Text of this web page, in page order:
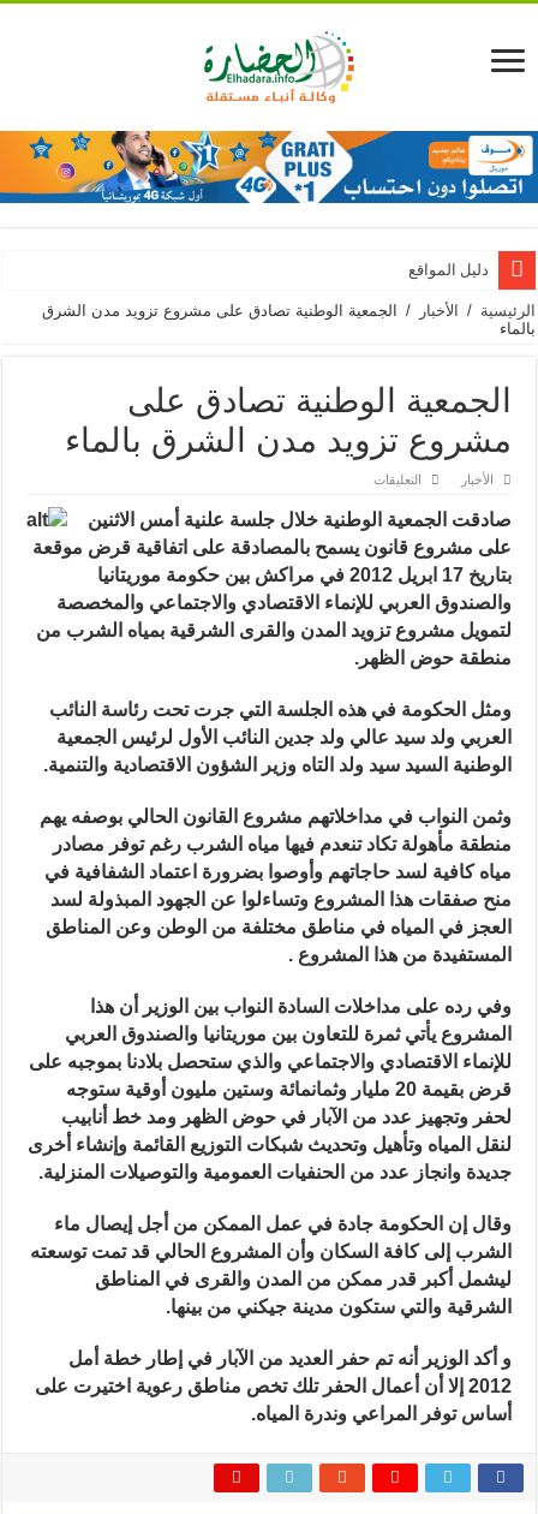
دليل المواقع
الرئيسية / الأخبار / الجمعية الوطنية تصادق على مشروع تزويد مدن الشرق
بالماء
الجمعية الوطنية تصادق على
مشروع تزويد مدن الشرق بالماء
الأخبار التعليقات
الوطنية
تصادق
مشروع
تزويد
الشرق
بالماء
مغلقة
صادقت الجمعية الوطنية خلال جلسة علنية أمس الاثنين
على مشروع قانون يسمح بالمصادقة على اتفاقية قرض موقعة
بتاريخ 17 ابريل 2012 في مراكش بين
حكومة موريتانيا
والصندوق العربي للإنماء الاقتصادي والاجتماعي والمخصصة
لتمويل مشروع تزويد المدن والقرى الشرقية بمياه الشرب من
منطقة حوض الظهر.
ومثل الحكومة في هذه الجلسة التي جرت تحت رئاسة النائب
العربي ولد سيد عالي ولد جدين النائب الأول لرئيس الجمعية
الوطنية السيد سيد ولد التاه وزير الشؤون الاقتصادية والتنمية.
وثمن النواب في مداخلاتهم مشروع القانون الحالي بوصفه يهم
منطقة مأهولة تكاد تنعدم فيها مياه الشرب رغم توفر مصادر
مياه كافية لسد حاجاتهم وأوصوا بضرورة اعتماد الشفافية في
منح صفقات هذا المشروع وتساءلوا عن الجهود المبذولة لسد
العجز في المياه في مناطق مختلفة من الوطن وعن المناطق
المستفيدة من هذا المشروع .
وفي رده على مداخلات السادة النواب بين الوزير أن هذا
المشروع يأتي ثمرة للتعاون بين موريتانيا والصندوق العربي
للإنماء الاقتصادي والاجتماعي والذي ستحصل بلادنا بموجبه على
قرض بقيمة 20 مليار وثمانمائة وستين مليون أوقية ستوجه
لحفر وتجهيز عدد من الآبار في حوض الظهر ومد خط أنابيب
لنقل المياه وتأهيل وتحديث شبكات التوزيع القائمة وإنشاء أخرى
جديدة وانجاز عدد من الحنفيات العمومية والتوصيلات المنزلية.
وقال إن الحكومة جادة في عمل الممكن من أجل إيصال ماء
الشرب إلى كافة السكان وأن المشروع الحالي قد تمت توسعته
ليشمل أكبر قدر ممكن من المدن والقرى في المناطق
الشرقية والتي ستكون مدينة جيكني من بينها.
و أكد الوزير أنه تم حفر العديد من الآبار في إطار خطة أمل
2012 إلا أن أعمال الحفر تلك تخص مناطق رعوية اختيرت على
أساس توفر المراعي وندرة المياه.